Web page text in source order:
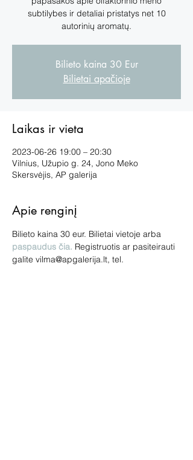
subtilybes ir detaliai pristatys net 10
Bilieto kaina 30 Eur
Bilietai apačioje
Laikas ir vieta
2023-06-26 19:00 – 20:30
Vilnius, Užupio g. 24, Jono Meko
Skersvėjis, AP galerija
Apie renginį
Bilieto kaina 30 eur. Bilietai vietoje arba
paspaudus čia. Registruotis ar pasiteirauti
galite vilma@apgalerija.lt, tel.